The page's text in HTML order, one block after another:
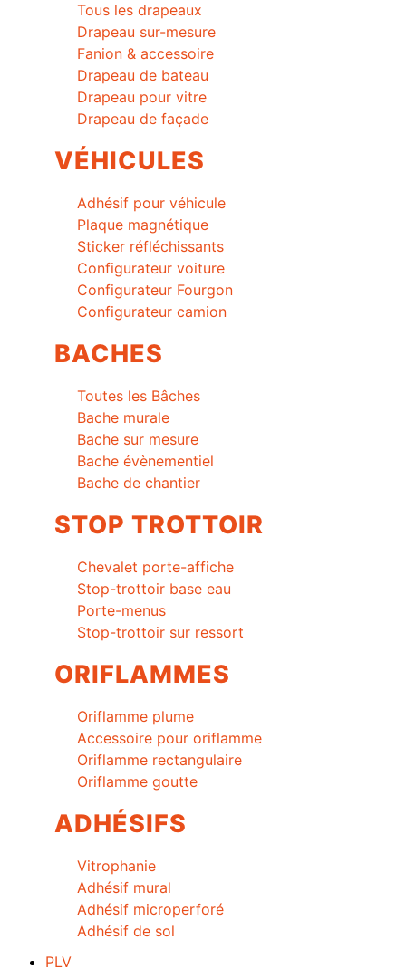
Tous les drapeaux
Drapeau sur-mesure
Fanion & accessoire
Drapeau de bateau
Drapeau pour vitre
Drapeau de façade
VÉHICULES
Adhésif pour véhicule
Plaque magnétique
Sticker réfléchissants
Configurateur voiture
Configurateur Fourgon
Configurateur camion
BACHES
Toutes les Bâches
Bache murale
Bache sur mesure
Bache évènementiel
Bache de chantier
STOP TROTTOIR
Chevalet porte-affiche
Stop-trottoir base eau
Porte-menus
Stop-trottoir sur ressort
ORIFLAMMES
Oriflamme plume
Accessoire pour oriflamme
Oriflamme rectangulaire
Oriflamme goutte
ADHÉSIFS
Vitrophanie
Adhésif mural
Adhésif microperforé
Adhésif de sol
PLV